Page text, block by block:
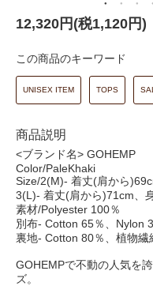
12,320円(税1,120円)
この商品のキーワード
UNISEX ITEM TOPS
商品説明
<ブランド名> GOHEMP
Color/PaleKhaki
Size/2(M)- 着丈(肩から
3(L)- 着丈(肩から)71cm、
素材/Polyester 100％
別布- Cotton 65％、Nylon
裏地- Cotton 80％、植物繊
GOHEMPで不動の人気を
ズ。